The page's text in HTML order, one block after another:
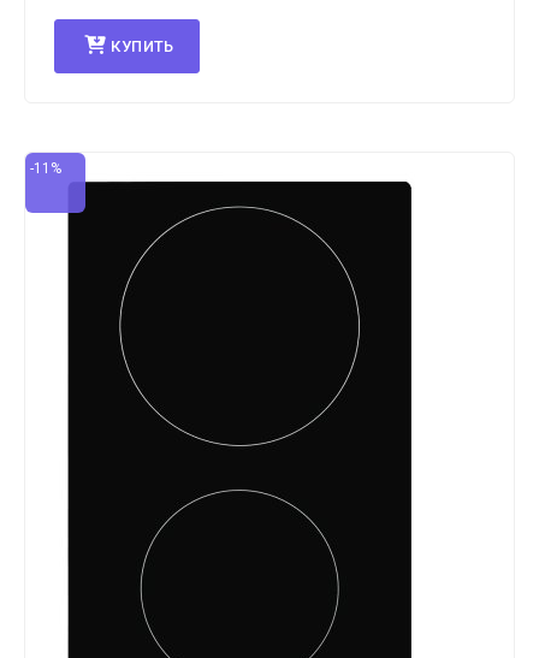
КУПИТЬ
-11%